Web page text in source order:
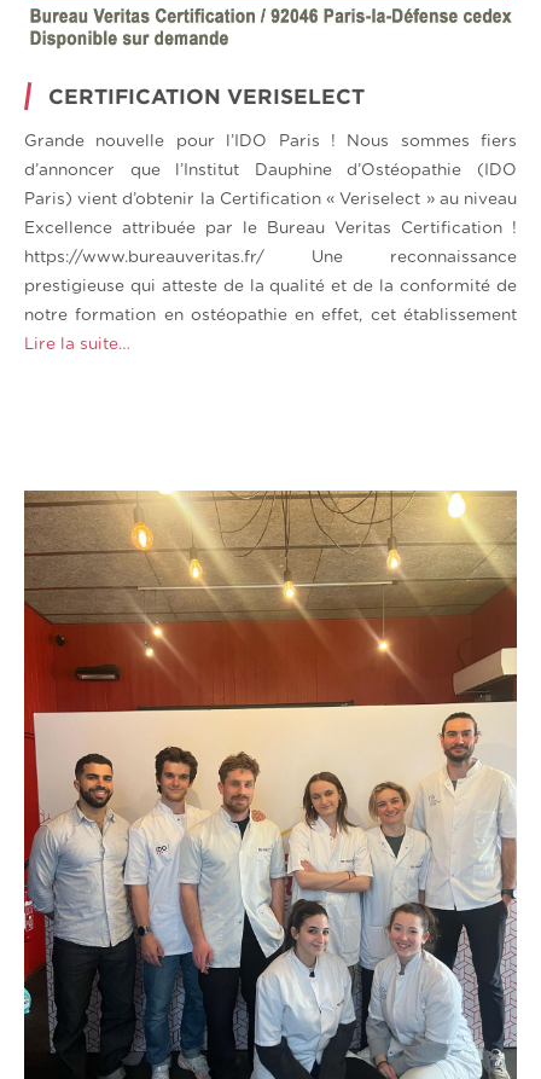
CERTIFICATION VERISELECT
Grande nouvelle pour l’IDO Paris ! Nous sommes fiers
d’annoncer que l’Institut Dauphine d’Ostéopathie (IDO
Paris) vient d’obtenir la Certification « Veriselect » au niveau
Excellence attribuée par le Bureau Veritas Certification !
https://www.bureauveritas.fr/ Une reconnaissance
prestigieuse qui atteste de la qualité et de la conformité de
notre formation en ostéopathie en effet, cet établissement
Lire la suite…